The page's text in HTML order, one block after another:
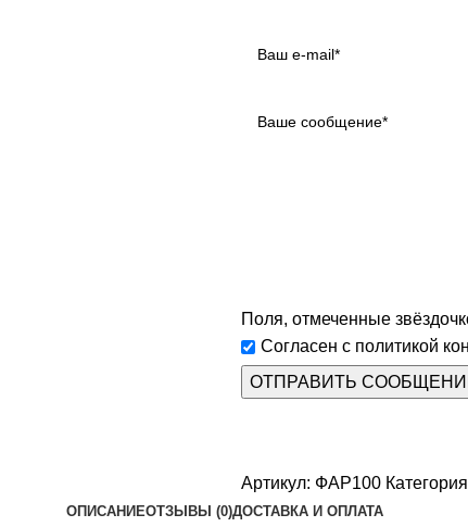
Поля, отмеченные
Согласен с политикой
Артикул: ФАР100
ОПИСАНИЕОТЗЫВЫ (0)ДОСТАВКА И ОПЛАТА